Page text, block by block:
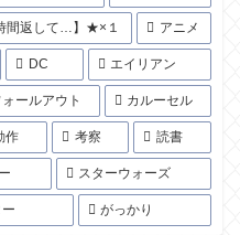
間返して…】★×１ アニメ
DC エイリアン
ォールアウト カルーセル
作 考察 読書
スターウォーズ
がっかり